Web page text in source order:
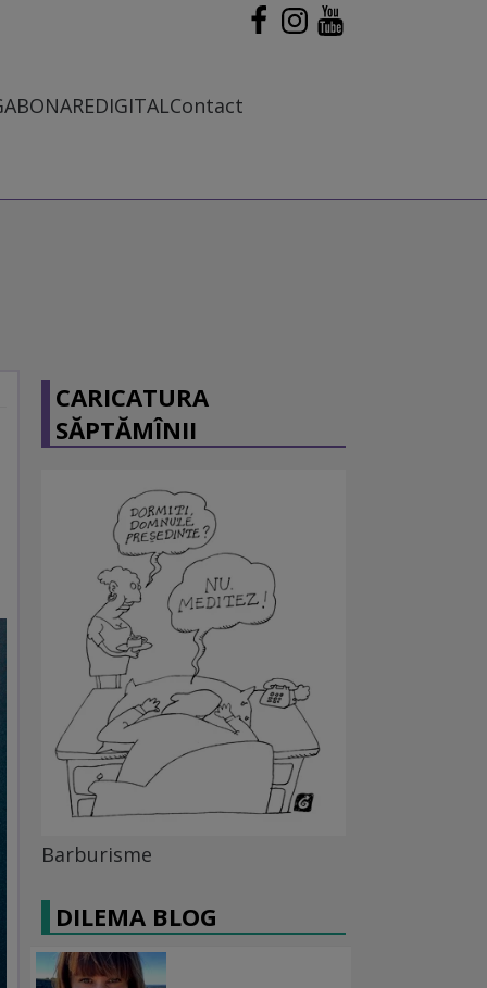
ABONAREDIGITALContact
CARICATURA
SĂPTĂMÎNII
Barburisme
DILEMA BLOG